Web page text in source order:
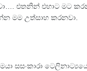
එතනින් එහාට මට
මම උත්සාහ කරනවා.
සසංකාරා ටෙලිනාට්‍යයේ